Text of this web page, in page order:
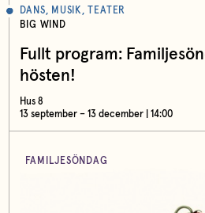
DANS, MUSIK, TEATER
BIG WIND
Fullt program:
hösten!
Hus 8
13 september – 13 december | 14:00
FAMILJESÖNDAG